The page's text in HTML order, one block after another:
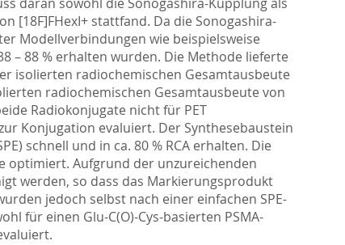
[18F]FHexI+ stattfand. Da die Sonogashira-
Modellverbindungen wie beispielsweise
– 88 % erhalten wurden. Die Methode lieferte
isolierten radiochemischen Gesamtausbeute
radiochemischen Gesamtausbeute von
Radiokonjugate nicht für PET
Konjugation evaluiert. Der Synthesebaustein
schnell und in ca. 80 % RCA erhalten. Die
optimiert. Aufgrund der unzureichenden
werden, so dass das Markierungsprodukt
jedoch selbst nach einer einfachen SPE-
für einen Glu-C(O)-Cys-basierten PSMA-